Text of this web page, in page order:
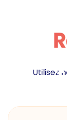
Utilisez